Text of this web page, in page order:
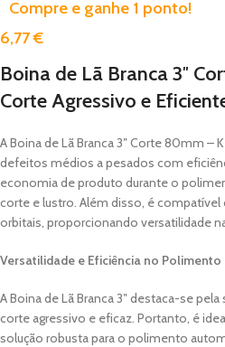
Compre e ganhe 1 ponto!
6,77€
Boina de Lã Branca 3″
Corte Agressivo e
A Boina de Lã Branca 3″ Corte 80mm –
defeitos médios a pesados com
economia de produto durante o
corte e lustro. Além disso, é
orbitais, proporcionando versatilidade
Versatilidade e Eficiência no Polimento
A Boina de Lã Branca 3″ destaca-se
corte agressivo e eficaz. Portanto, é
solução robusta para o polimento